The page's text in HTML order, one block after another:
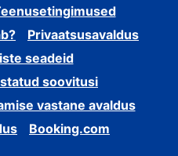
Privaatsusavaldus
seadeid
soovitusi
vastane avaldus
Booking.com